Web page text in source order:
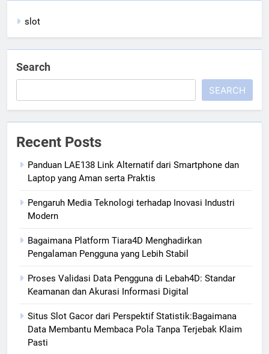
slot
Search
SEARCH
Recent Posts
Panduan LAE138 Link Alternatif dari Smartphone dan
Laptop yang Aman serta Praktis
Pengaruh Media Teknologi terhadap Inovasi Industri
Modern
Bagaimana Platform Tiara4D Menghadirkan
Pengalaman Pengguna yang Lebih Stabil
Proses Validasi Data Pengguna di Lebah4D: Standar
Keamanan dan Akurasi Informasi Digital
Situs Slot Gacor dari Perspektif Statistik:Bagaimana
Data Membantu Membaca Pola Tanpa Terjebak Klaim
Pasti